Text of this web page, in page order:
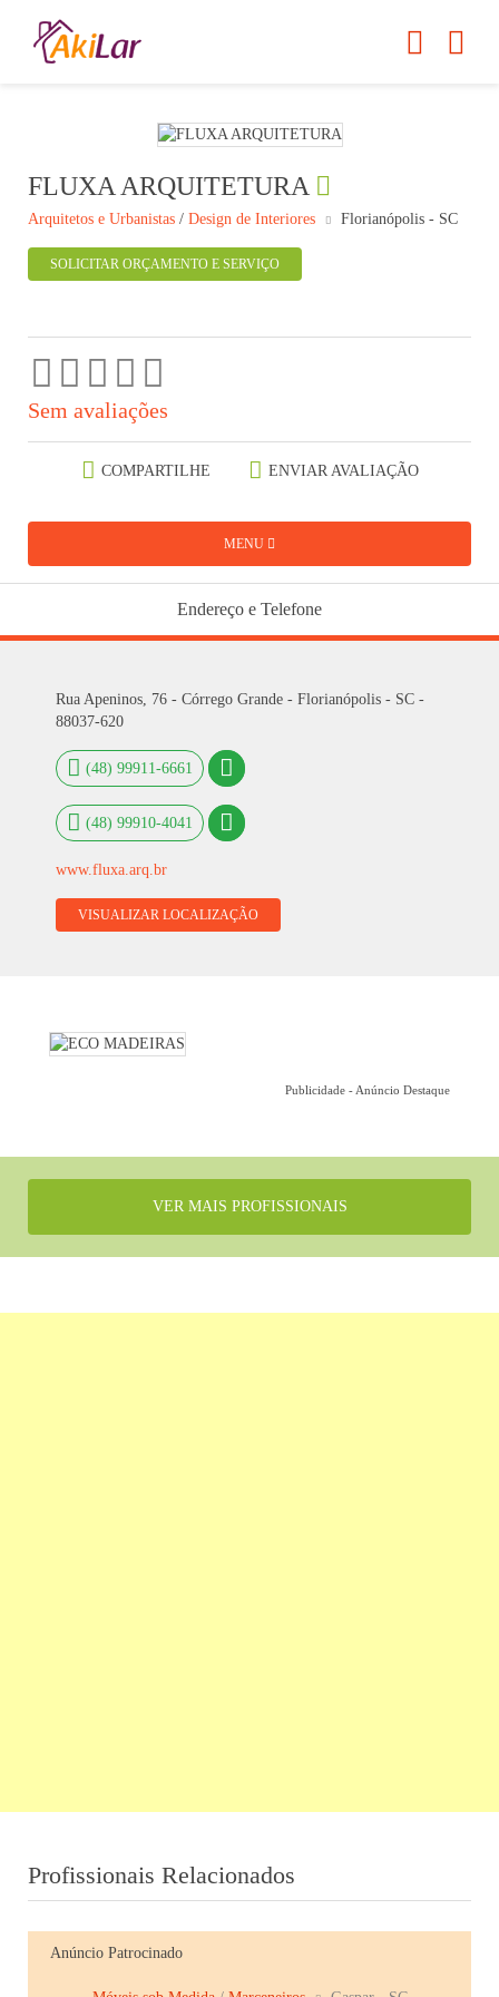
FLUXA ARQUITETURA
Arquitetos e Urbanistas / Design de Interiores Florianópolis - SC
SOLICITAR ORÇAMENTO E SERVIÇO
Sem avaliações
COMPARTILHE ENVIAR AVALIAÇÃO
MENU
Endereço e Telefone
Rua Apeninos, 76 - Córrego Grande - Florianópolis - SC -
88037-620
(48) 99911-6661
(48) 99910-4041
www.fluxa.arq.br
VISUALIZAR LOCALIZAÇÃO
Publicidade - Anúncio Destaque
VER MAIS PROFISSIONAIS
Profissionais Relacionados
Anúncio Patrocinado